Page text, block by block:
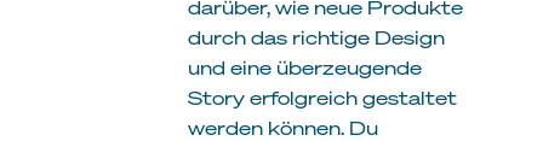
darüber, wie neue Produkte
durch das richtige Design
und eine überzeugende
Story erfolgreich gestaltet
werden können. Du